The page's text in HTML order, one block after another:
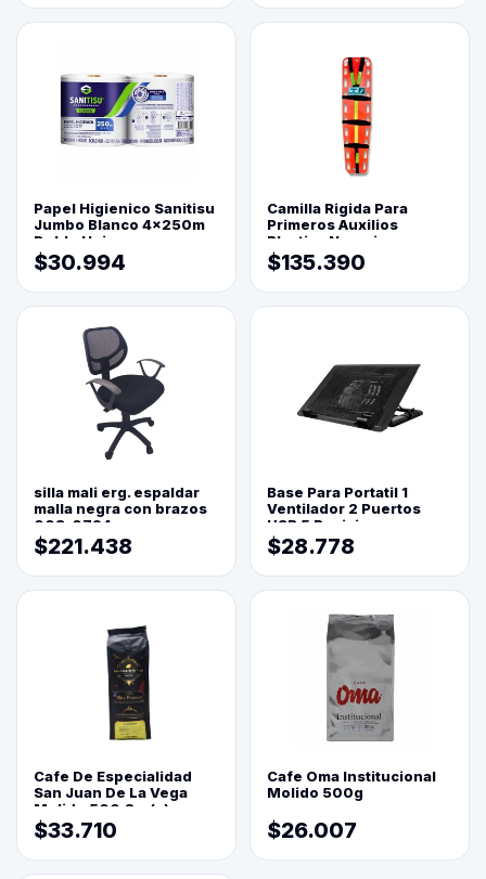
Papel Higienico Sanitisu
Jumbo Blanco 4x250m
Doble Hoja
$30.994
Camilla Rigida Para
Primeros Auxilios
Plastica Naranja
$135.390
silla mali erg. espaldar
malla negra con brazos
003-0794
$221.438
Base Para Portatil 1
Ventilador 2 Puertos
USB 5 Posiciones
$28.778
Cafe De Especialidad
San Juan De La Vega
Molido 500 Grs(=)
$33.710
Cafe Oma Institucional
Molido 500g
$26.007